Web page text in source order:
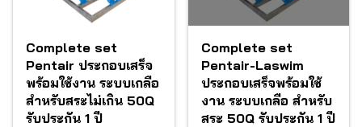
Complete set
Pentair ประกอบเสร็จ
พร้อมใช้งาน ระบบเกลือ
สำหรับสระไม่เกิน 50Q
รับประกัน 1 ปี
Complete set
Pentair-Laswim
ประกอบเสร็จพร้อมใช้
งาน ระบบเกลือ สำหรับ
สระ 50Q รับประกัน 1 ปี